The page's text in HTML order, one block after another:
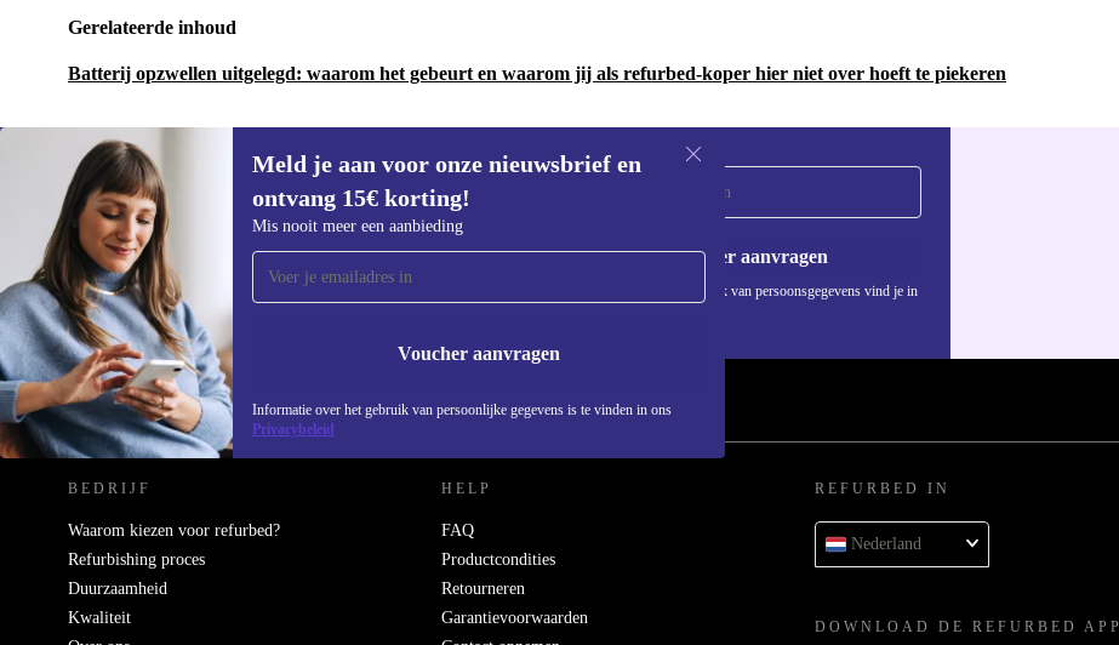
Gerelateerde inhoud
Batterij opzwellen uitgelegd: waarom het gebeurt en waarom jij als refurbed-koper hier niet over hoeft te piekeren
Meld je aan voor onze nieuwsbrief en
ontvang 15€ korting!
Mis nooit meer een aanbieding
Voucher aanvragen
Informatie over het gebruik van persoonlijke gegevens is te vinden in ons
Privacybeleid
Meld je aan voor onze nieuwsbrief en
ontvang €15 korting!
Mis nooit meer een aanbieding.
Voucher aanvragen
Informatie over het gebruik van persoonsgegevens vind je in
REFURBED NEDERLAND - RETHINK NEW.
BEDRIJF
Waarom kiezen voor refurbed?
Refurbishing proces
Duurzaamheid
Kwaliteit
HELP
FAQ
Productcondities
Retourneren
Garantievoorwaarden
REFURBED IN
Nederland
DOWNLOAD DE REFURBED APP